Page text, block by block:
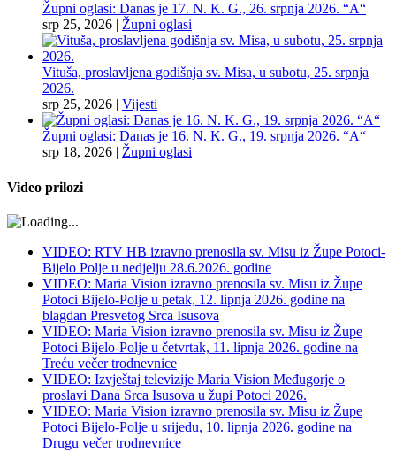
Župni oglasi: Danas je 17. N. K. G., 26. srpnja 2026. “A“
srp 25, 2026 | Župni oglasi
Vituša, proslavljena godišnja sv. Misa, u subotu, 25. srpnja
2026.
srp 25, 2026 | Vijesti
Župni oglasi: Danas je 16. N. K. G., 19. srpnja 2026. “A“
srp 18, 2026 | Župni oglasi
Video prilozi
VIDEO: RTV HB izravno prenosila sv. Misu iz Župe Potoci-
Bijelo Polje u nedjelju 28.6.2026. godine
VIDEO: Maria Vision izravno prenosila sv. Misu iz Župe
Potoci Bijelo-Polje u petak, 12. lipnja 2026. godine na
blagdan Presvetog Srca Isusova
VIDEO: Maria Vision izravno prenosila sv. Misu iz Župe
Potoci Bijelo-Polje u četvrtak, 11. lipnja 2026. godine na
Treću večer trodnevnice
VIDEO: Izvještaj televizije Maria Vision Međugorje o
proslavi Dana Srca Isusova u župi Potoci 2026.
VIDEO: Maria Vision izravno prenosila sv. Misu iz Župe
Potoci Bijelo-Polje u srijedu, 10. lipnja 2026. godine na
Drugu večer trodnevnice